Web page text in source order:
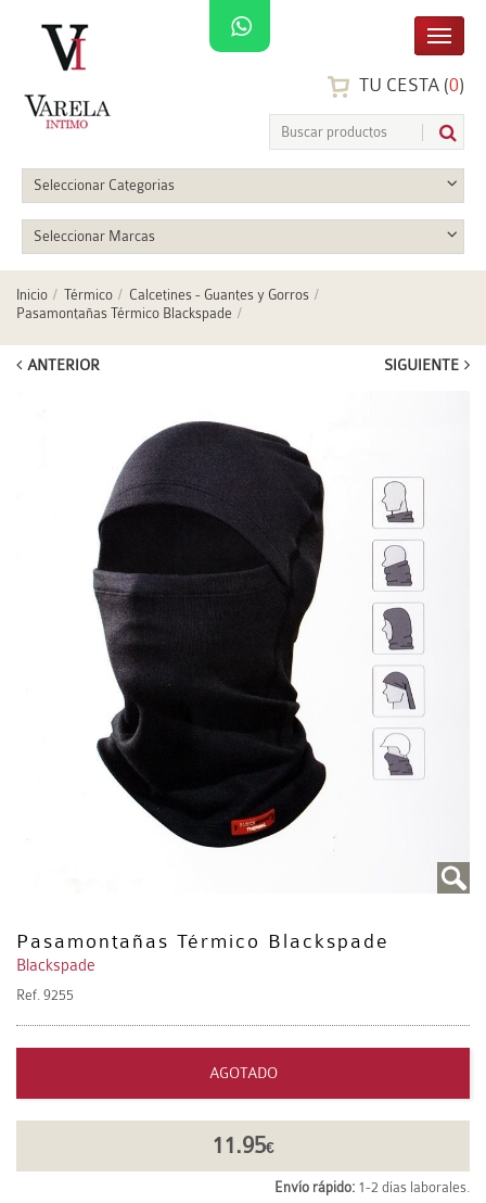
TU CESTA (0)
Seleccionar Categorias
Seleccionar Marcas
Inicio Térmico
Calcetines - Guantes y Gorros
Pasamontañas Térmico Blackspade
ANTERIOR SIGUIENTE
Pasamontañas Térmico Blackspade
Blackspade
Ref. 9255
AGOTADO
11.95€
Envío rápido: 1-2 días laborales.